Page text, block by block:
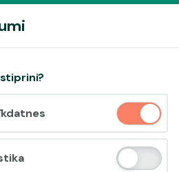
sīkdatnes?
veidu sīkdatnes: obligāti
un statistikas, reklāmas.
visu